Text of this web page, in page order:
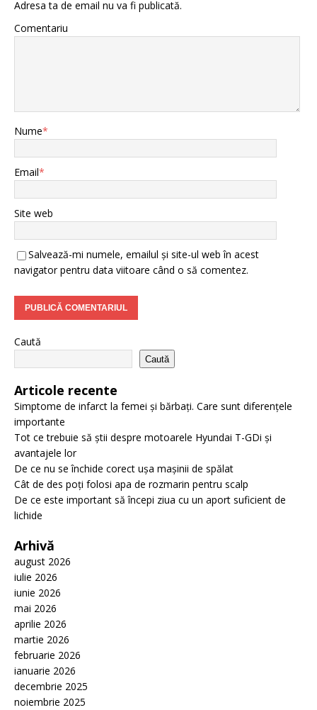
Adresa ta de email nu va fi publicată.
Comentariu
Nume*
Email*
Site web
Salvează-mi numele, emailul și site-ul web în acest
navigator pentru data viitoare când o să comentez.
Caută
Caută
Articole recente
Simptome de infarct la femei și bărbați. Care sunt diferențele
importante
Tot ce trebuie să știi despre motoarele Hyundai T-GDi și
avantajele lor
De ce nu se închide corect ușa mașinii de spălat
Cât de des poți folosi apa de rozmarin pentru scalp
De ce este important să începi ziua cu un aport suficient de
lichide
Arhivă
august 2026
iulie 2026
iunie 2026
mai 2026
aprilie 2026
martie 2026
februarie 2026
ianuarie 2026
decembrie 2025
noiembrie 2025